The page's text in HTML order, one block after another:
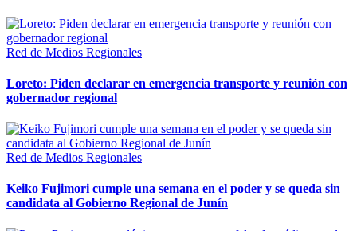
Red de Medios Regionales
Loreto: Piden declarar en emergencia transporte y reunión con
gobernador regional
Red de Medios Regionales
Keiko Fujimori cumple una semana en el poder y se queda sin
candidata al Gobierno Regional de Junín